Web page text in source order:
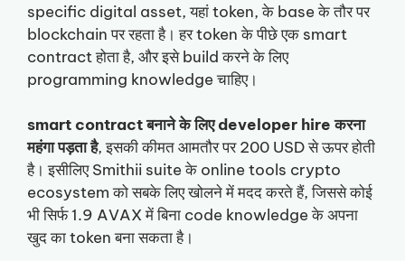
specific digital asset, यहां token, के base के तौर पर
blockchain पर रहता है। हर token के पीछे एक smart
contract होता है, और इसे build करने के लिए
programming knowledge चाहिए।
smart contract बनाने के लिए developer hire करना
महंगा पड़ता है, इसकी कीमत आमतौर पर 200 USD से ऊपर होती
है। इसीलिए Smithii suite के online tools crypto
ecosystem को सबके लिए खोलने में मदद करते हैं, जिससे कोई
भी सिर्फ 1.9 AVAX में बिना code knowledge के अपना
खुद का token बना सकता है।